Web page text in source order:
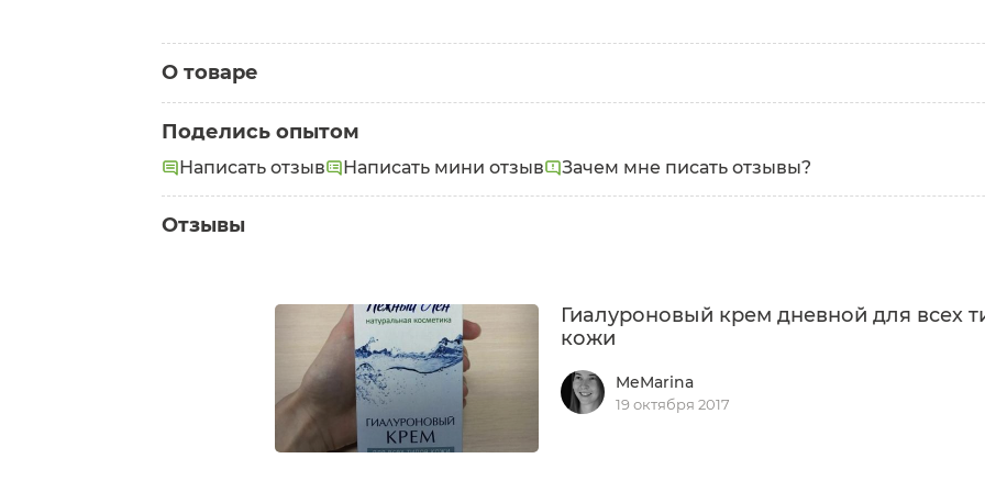
О товаре
Поделись опытом
Написать отзыв Написать мини отзыв Зачем мне писать отзывы?
Отзывы
Гиалуроновый крем дневной для всех
кожи
MeMarina
19 октября 2017